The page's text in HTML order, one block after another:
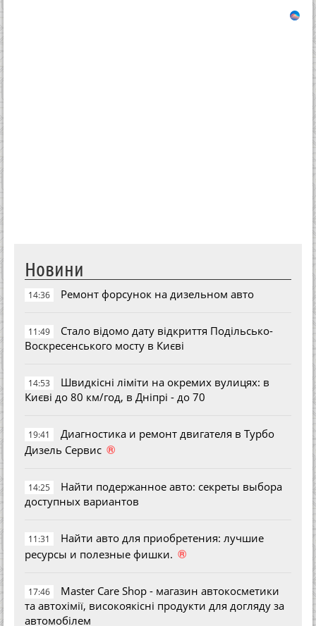
Новини
14:36 Ремонт форсунок на дизельном авто
11:49
Стало відомо дату відкриття Подільсько-
Воскресенського мосту в Києві
14:53
Швидкісні ліміти на окремих вулицях: в
Києві до 80 км/год, в Дніпрі - до 70
19:41
Диагностика и ремонт двигателя в Турбо
Дизель Сервис ®
14:25
Найти подержанное авто: секреты выбора
доступных вариантов
11:31
Найти авто для приобретения: лучшие
ресурсы и полезные фишки. ®
17:46
Master Care Shop - магазин автокосметики
та автохімії, високоякісні продукти для догляду за
автомобілем